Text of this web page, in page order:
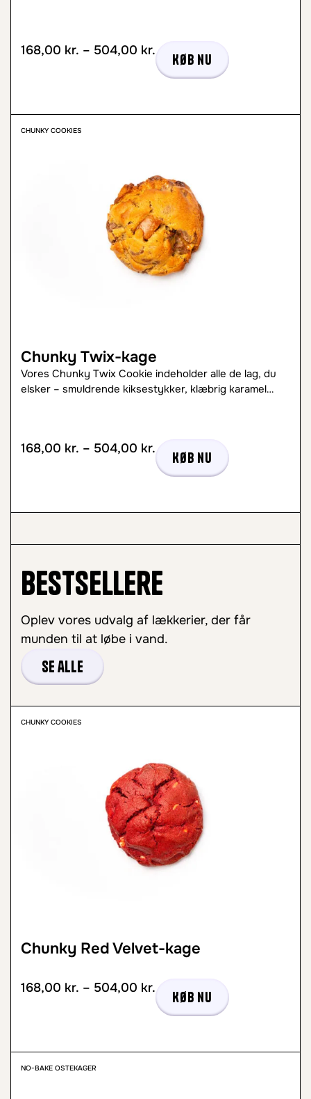
168,00 kr. – 504,00 kr.
Køb nu
CHUNKY COOKIES
Chunky Twix-kage
Vores Chunky Twix Cookie indeholder alle de lag, du
elsker – smuldrende kiksestykker, klæbrig karamel…
168,00 kr. – 504,00 kr.
Køb nu
Bestsellere
Oplev vores udvalg af lækkerier, der får
munden til at løbe i vand.
Se alle
CHUNKY COOKIES
Chunky Red Velvet-kage
168,00 kr. – 504,00 kr.
Køb nu
NO-BAKE OSTEKAGER